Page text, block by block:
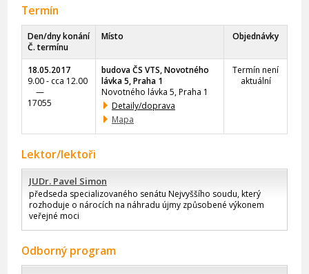
Termín
Den/dny konání
Č. termínu
Místo Objednávky
18.05.2017
9.00 - cca 12.00
—
17055
budova ČS VTS, Novotného
lávka 5, Praha 1
Novotného lávka 5, Praha 1
Detaily/doprava
Mapa
Termín není
aktuální
Lektor/lektoři
JUDr. Pavel Simon
předseda specializovaného senátu Nejvyššího soudu, který
rozhoduje o nárocích na náhradu újmy způsobené výkonem
veřejné moci
Odborný program